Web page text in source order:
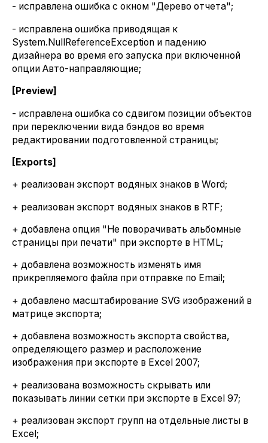
- исправлена ошибка с окном "Дерево отчета";
- исправлена ошибка приводящая к
System.NullReferenceException и падению
дизайнера во время его запуска при включенной
опции Авто-направляющие;
[Preview]
- исправлена ошибка со сдвигом позиции объектов
при переключении вида бэндов во время
редактировании подготовленной страницы;
[Exports]
+ реализован экспорт водяных знаков в Word;
+ реализован экспорт водяных знаков в RTF;
+ добавлена опция "Не поворачивать альбомные
страницы при печати" при экспорте в HTML;
+ добавлена возможность изменять имя
прикрепляемого файла при отправке по Email;
+ добавлено масштабирование SVG изображений в
матрице экспорта;
+ добавлена возможность экспорта свойства,
определяющего размер и расположение
изображения при экспорте в Excel 2007;
+ реализована возможность скрывать или
показывать линии сетки при экспорте в Excel 97;
+ реализован экспорт групп на отдельные листы в
Excel;